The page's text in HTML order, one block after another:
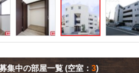
集中の部屋一覧 (空室： 3)